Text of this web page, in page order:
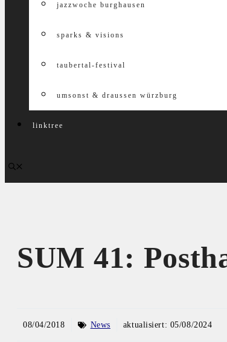
jazzwoche burghausen
sparks & visions
taubertal-festival
umsonst & draussen würzburg
linktree
SUM 41:
08/04/2018 News aktualisiert: 05/08/2024